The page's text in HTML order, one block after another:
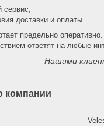
сервис;
доставки и оплаты
предельно
ответят на любые
Нашими
компании